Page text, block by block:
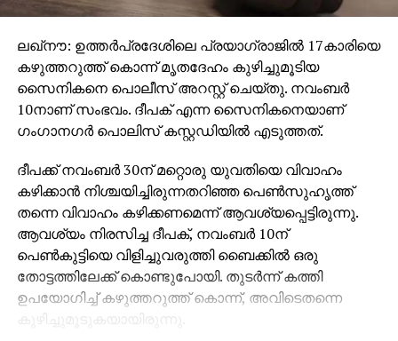
ലഖ്നൗ: ഉത്തര്‍പ്രദേശിലെ പ്രയാഗ്രാജില്‍ 17കാരിയെ
കഴുത്തറുത്ത് കൊന്ന് മൃതദേഹം കുഴിച്ചുമൂടിയ
സൈനികനെ പൊലീസ് അറസ്റ്റ് ചെയ്തു. നവംബര്‍
10നാണ് സംഭവം. ദീപക് എന്ന സൈനികനെയാണ്
ഗംഗാനഗര്‍ പൊലിസ് കസ്റ്റഡിയില്‍ എടുത്തത്.
ദീപക്ക് നവംബര്‍ 30ന് മറ്റൊരു യുവതിയെ വിവാഹം
കഴിക്കാന്‍ നിശ്ചയിച്ചിരുന്നതറിഞ്ഞ പെണ്‍സുഹൃത്ത്
തന്നെ വിവാഹം കഴിക്കണമെന്ന് ആവശ്യപ്പെട്ടിരുന്നു.
ആവശ്യം നിരസിച്ച ദീപക്, നവംബര്‍ 10ന്
പെണ്‍കുട്ടിയെ വിളിച്ചുവരുത്തി ബൈക്കില്‍ ഒരു
തോട്ടത്തിലേക്ക് കൊണ്ടുപോയി. തുടര്‍ന്ന് കത്തി
ഉപയോഗിച്ച് കഴുത്തറുത്ത് കൊന്ന്, അവിടെതന്നെ
കുഴിച്ചുമൂടുകയായിരുന്നു.